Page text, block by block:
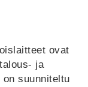
ovat
ja
on suunniteltu